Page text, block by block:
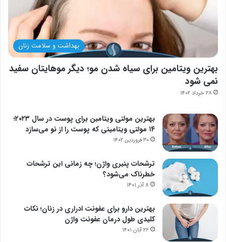
بهداشت و سلامت زنان
بهترین ویتامین برای سیاه شدن مو؛ دیگر موهایتان سفید
نمی شود
۲۸ خرداد ۱۴۰۲
بهترین مولتی ویتامین برای پوست در سال ۲۰۲۳؛
۱۴ مولتی ویتامینی که پوست را از نو می‌سازد
۳۰ فروردین ۱۴۰۲
ترشحات پنیری واژن؛ چه زمانی این ترشحات
خطرناک می‌شود؟
۸ آذر ۱۴۰۱
بهترین دارو برای عفونت ادراری در زنان؛ نکات
کلیدی طول درمان عفونت واژن
۲۶ آبان ۱۴۰۱